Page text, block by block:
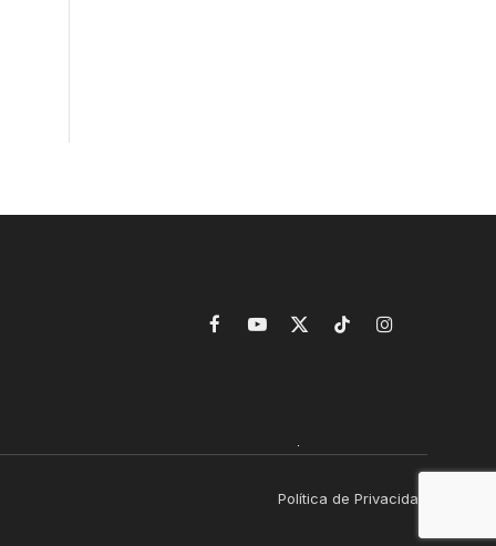
FacebookYouTube
X
TikTokInstagram
Política de Privacidad